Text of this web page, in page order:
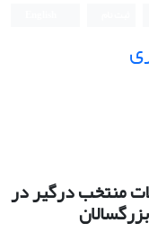
منتخب درگیر در